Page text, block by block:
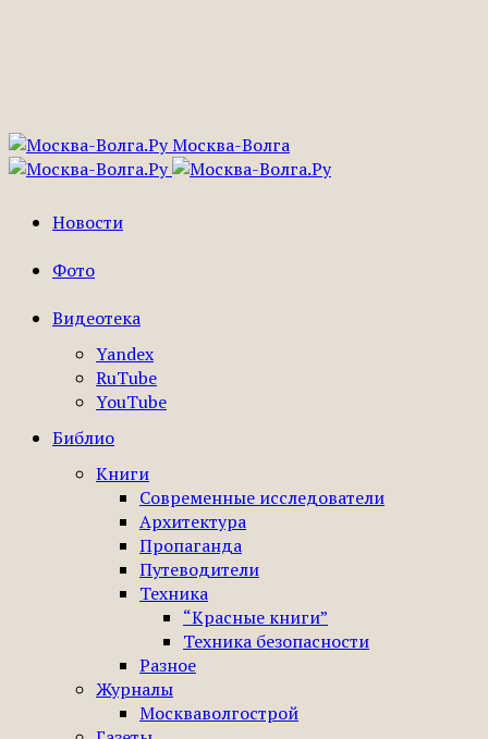
Москва-Волга
Новости
Фото
Видеотека
Yandex
RuTube
YouTube
Библио
Книги
Современные исследователи
Архитектура
Пропаганда
Путеводители
Техника
“Красные книги”
Техника безопасности
Разное
Журналы
Москваволгострой